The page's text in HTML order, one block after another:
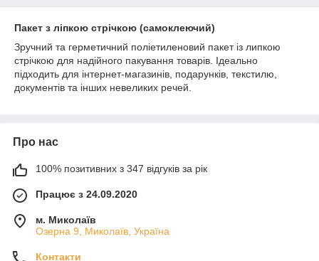
Пакет з ліпкою стрічкою (самоклеючий)
Зручний та герметичний поліетиленовий пакет із липкою
стрічкою для надійного пакування товарів. Ідеально
підходить для інтернет-магазинів, подарунків, текстилю,
документів та інших невеликих речей.
Про нас
100% позитивних з 347 відгуків за рік
Працює з 24.09.2020
м. Миколаїв
Озерна 9, Миколаїв, Україна
Контакти